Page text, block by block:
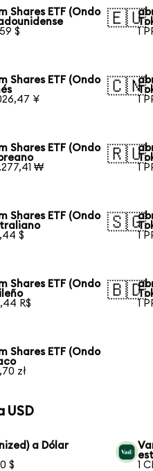
Shares ETF (Ondo
$
🇪🇺
1
Shares ETF (Ondo
¥
🇨🇳
1
Shares ETF (Ondo
₩
🇷🇺
1
Shares ETF (Ondo
$
🇸🇬
1
Shares ETF (Ondo
R$
🇧🇩
1
Shares ETF (Ondo
zł
USD
a Dólar
$
1